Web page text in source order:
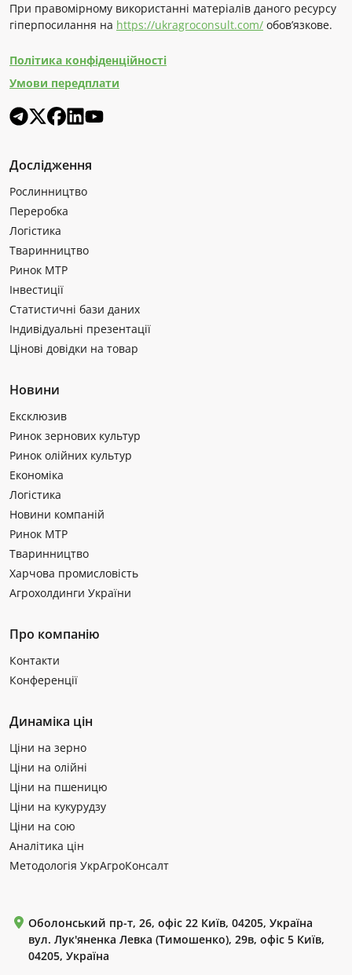
При правомірному використанні матеріалів даного ресурсу
гіперпосилання на https://ukragroconsult.com/ обов’язкове.
Політика конфіденційності
Умови передплати
Дослідження
Рослинництво
Переробка
Логістика
Тваринництво
Ринок МТР
Інвестиції
Статистичні бази даних
Індивідуальні презентації
Цінові довідки на товар
Новини
Ексклюзив
Ринок зернових культур
Ринок олійних культур
Економіка
Логістика
Новини компаній
Ринок МТР
Тваринництво
Харчова промисловість
Агрохолдинги України
Про компанію
Контакти
Конференції
Динаміка цін
Ціни на зерно
Ціни на олійні
Ціни на пшеницю
Ціни на кукурудзу
Ціни на сою
Аналітика цін
Методологія УкрАгроКонсалт
Оболонський пр-т, 26, офіс 22 Київ, 04205, Україна
вул. Лук'яненка Левка (Тимошенко), 29в, офіс 5 Київ,
04205, Україна